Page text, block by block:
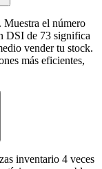
el número
DSI de 73 significa
vender tu stock.
más eficientes,
inventario 4 veces